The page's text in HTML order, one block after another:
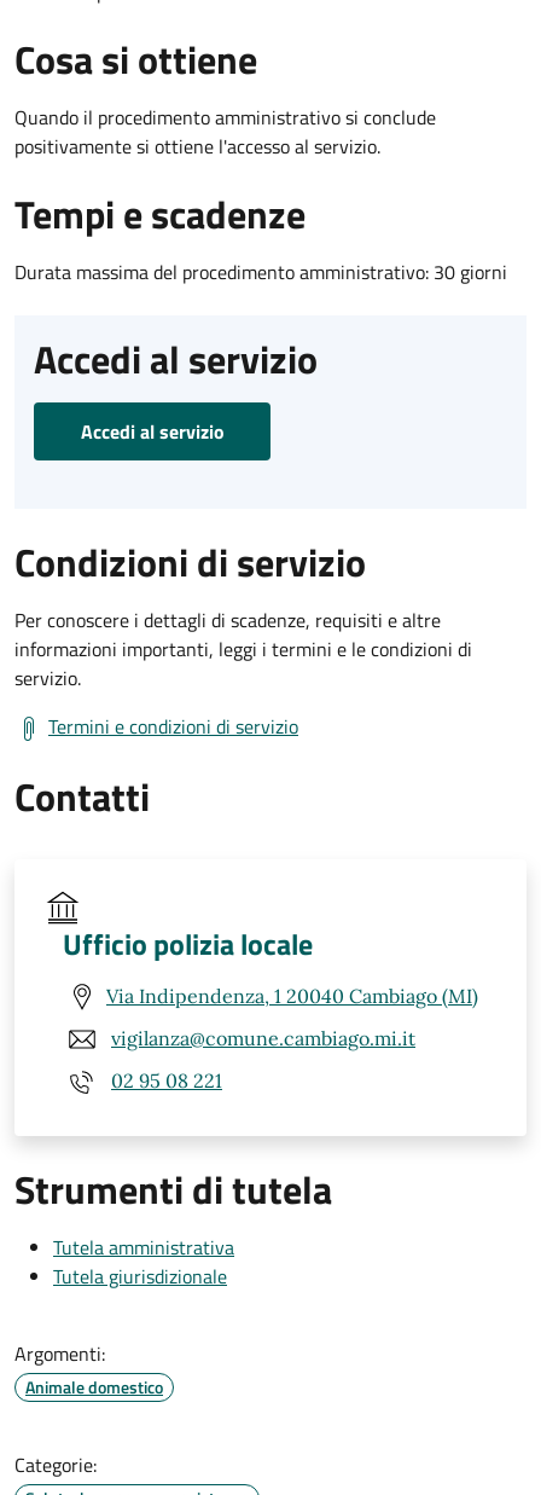
Cosa si ottiene
Quando il procedimento amministrativo si conclude
positivamente si ottiene l'accesso al servizio.
Tempi e scadenze
Durata massima del procedimento amministrativo: 30 giorni
Accedi al servizio
Accedi al servizio
Condizioni di servizio
Per conoscere i dettagli di scadenze, requisiti e altre
informazioni importanti, leggi i termini e le condizioni di
servizio.
Termini e condizioni di servizio
Contatti
Ufficio polizia locale
Via Indipendenza, 1 20040 Cambiago (MI)
vigilanza@comune.cambiago.mi.it
02 95 08 221
Strumenti di tutela
Tutela amministrativa
Tutela giurisdizionale
Argomenti:
Animale domestico
Categorie: